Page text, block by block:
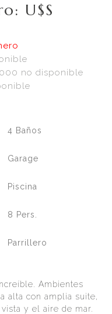
U$S
no disponible
4 Baños
Garage
Piscina
8 Pers.
Parrillero
Ambientes
alta con amplia suite,
y el aire de mar.